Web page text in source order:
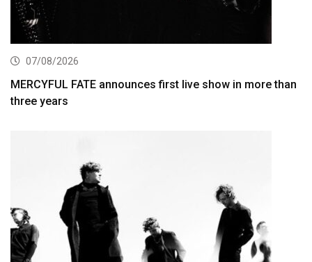
07/08/2026
MERCYFUL FATE announces first live show in more than
three years